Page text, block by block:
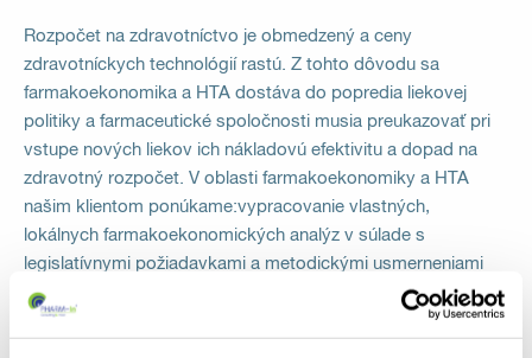
Rozpočet na zdravotníctvo je obmedzený a ceny
zdravotníckych technológií rastú. Z tohto dôvodu sa
farmakoekonomika a HTA dostáva do popredia liekovej
politiky a farmaceutické spoločnosti musia preukazovať pri
vstupe nových liekov ich nákladovú efektivitu a dopad na
zdravotný rozpočet. V oblasti farmakoekonomiky a HTA
našim klientom ponúkame:vypracovanie vlastných,
lokálnych farmakoekonomických analýz v súlade s
legislatívnymi požiadavkami a metodickými usmerneniami
štúdie uskutočniteľnosti, v rámci ktorých sa zhodnotí, či liek
spĺňa legislatívne …